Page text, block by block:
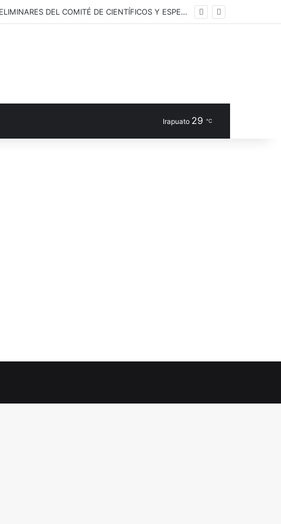
GOBIERNO DE MÉXICO INCORPORA LAS 10 PRIMERAS CONCLUSIONES PRELIMINARES DEL COMITÉ DE CIENTÍFICOS Y ESPECIALISTAS PARA EL ANÁLISIS DE EXPLOTACIÓN DE GAS NATURAL NO CONVENCIONAL: PRESIDENTA CLAUDIA SHEINBAUM
Irapuato 29 ℃